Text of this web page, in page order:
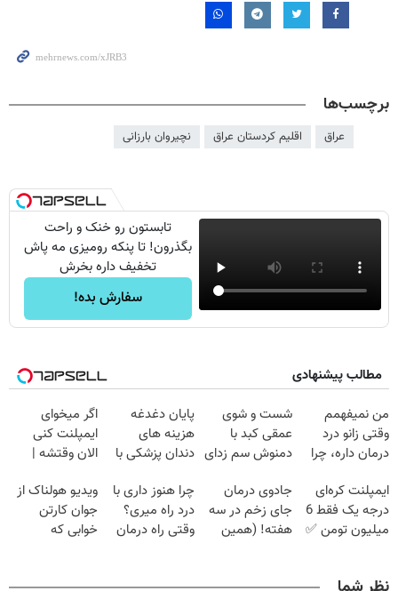
برچسب‌ها
عراق اقلیم کردستان عراق نچیروان بارزانی
تابستون رو خنک و راحت
بگذرون! تا پنکه رومیزی مه پاش
تخفیف داره بخرش
سفارش بده!
مطالب پیشنهادی
من نمیفهمم
وقتی زانو درد
درمان داره، چرا
تحمل میکنی؟❗
شست و شوی
عمقی کبد با
دمنوش سم زدای
پایان دغدغه
هزینه های
دندان پزشکی با
خانگی
اگر میخوای
ایمپلنت کنی
الان وقتشه |
میلیون تومان!!!
ایمپلنت کره‌ای
درجه یک فقط 6
میلیون تومن ✅
جادوی درمان
جای زخم در سه
هفته! (همین
چرا هنوز داری با
درد راه میری؟
وقتی راه درمان
ویدیو هولناک از
جوان کارتن
خوابی که